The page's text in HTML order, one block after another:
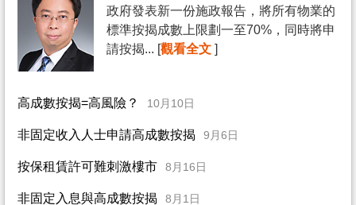
政府發表新一份施政報告，將所有物業的
標準按揭成數上限劃一至70%，同時將申
請按揭... [觀看全文 ]
高成數按揭=高風險？ 10月10日
非固定收入人士申請高成數按揭 9月6日
按保租賃許可難刺激樓市 8月16日
非固定入息與高成數按揭 8月1日